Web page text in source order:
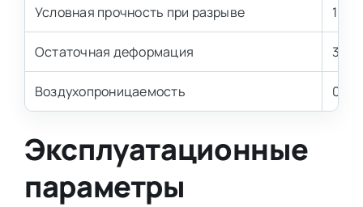
Условная прочность при разрыве 100
Остаточная деформация 3,0-
Воздухопроницаемость 0,8-
Эксплуатационные
параметры